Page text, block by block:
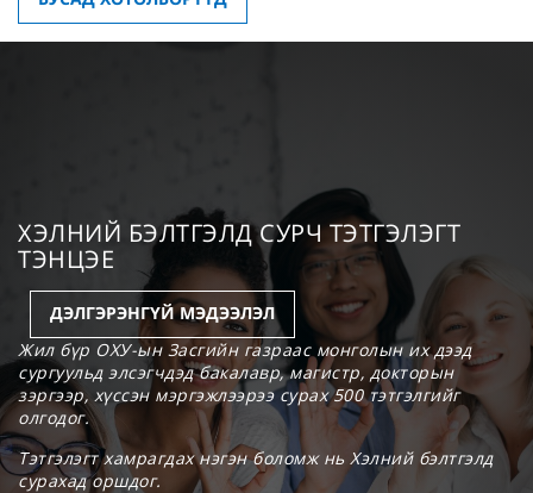
ХЭЛНИЙ БЭЛТГЭЛД СУРЧ ТЭТГЭЛЭГТ
ТЭНЦЭЕ
ДЭЛГЭРЭНГҮЙ МЭДЭЭЛЭЛ
Жил бүр ОХУ-ын Засгийн газраас монголын их дээд
сургуульд элсэгчдэд бакалавр, магистр, докторын
зэргээр, хүссэн мэргэжлээрээ сурах 500 тэтгэлгийг
олгодог.
Тэтгэлэгт хамрагдах нэгэн боломж нь Хэлний бэлтгэлд
сурахад оршдог.